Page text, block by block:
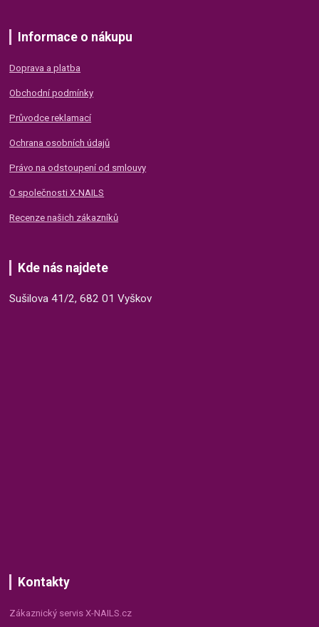
Informace o nákupu
Doprava a platba
Obchodní podmínky
Průvodce reklamací
Ochrana osobních údajů
Právo na odstoupení od smlouvy
O společnosti X-NAILS
Recenze našich zákazníků
Kde nás najdete
Sušilova 41/2, 682 01 Vyškov
Kontakty
Zákaznický servis X-NAILS.cz